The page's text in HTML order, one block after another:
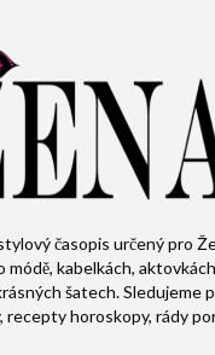
časopis určený pro
módě, kabelkách,
šatech. Sledujeme
recepty horoskopy, rády